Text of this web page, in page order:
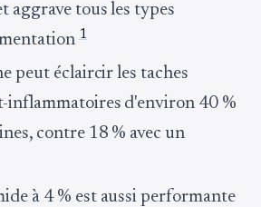
aggrave tous les types
1
peut éclaircir les taches
inflammatoires d'environ 40 %
contre 18 % avec un
à 4 % est aussi performante